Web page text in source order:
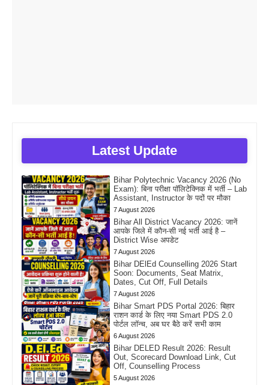
Latest Update
Bihar Polytechnic Vacancy 2026 (No
Exam): बिना परीक्षा पॉलिटेक्निक में भर्ती – Lab
Assistant, Instructor के पदों पर मौका
7 August 2026
Bihar All District Vacancy 2026: जानें
आपके जिले में कौन-सी नई भर्ती आई है –
District Wise अपडेट
7 August 2026
Bihar DElEd Counselling 2026 Start
Soon: Documents, Seat Matrix,
Dates, Cut Off, Full Details
7 August 2026
Bihar Smart PDS Portal 2026: बिहार
राशन कार्ड के लिए नया Smart PDS 2.0
पोर्टल लॉन्च, अब घर बैठे करें सभी काम
6 August 2026
Bihar DELED Result 2026: Result
Out, Scorecard Download Link, Cut
Off, Counselling Process
5 August 2026